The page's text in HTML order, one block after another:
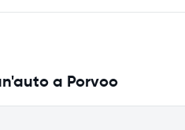
a Porvoo